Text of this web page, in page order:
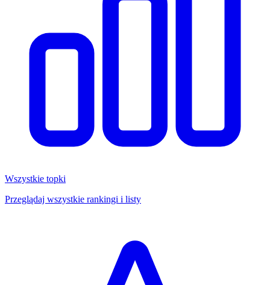
Wszystkie topki
Przeglądaj wszystkie rankingi i listy